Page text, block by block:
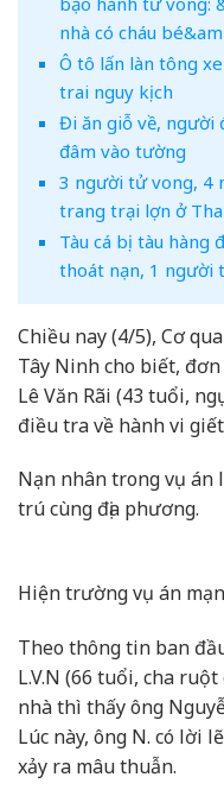
nhà có cháu
Ô tô lấn làn tông
trai nguy kịch
Đi ăn giỗ về, người
đâm vào tường
3 người tử vong, 4
trang trại lợn ở
Tàu cá bị tàu hàng
thoát nạn, 1 người
Chiều nay (4/5), Cơ
Tây Ninh cho biết,
Lê Văn Rãi (43 tuổi,
điều tra về hành vi
Nạn nhân trong vụ án
trú cùng địa phương.
Hiện trường vụ án
Theo thông tin ban
L.V.N (66 tuổi, cha
nhà thì thấy ông
Lúc này, ông N. có lời
xảy ra mâu thuẫn.